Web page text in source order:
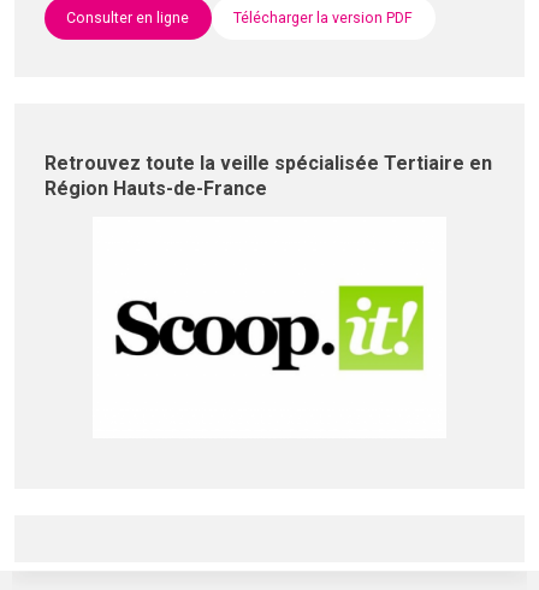
Consulter en ligne Télécharger la version PDF
Retrouvez toute la veille spécialisée Tertiaire en
Région Hauts-de-France